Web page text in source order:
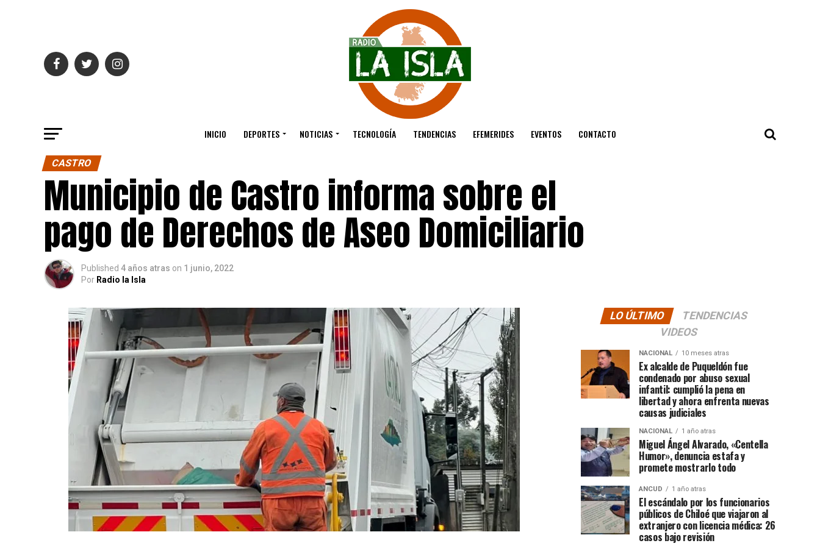
INICIO DEPORTES NOTICIAS TECNOLOGÍA TENDENCIAS EFEMERIDES EVENTOS CONTACTO
CASTRO
Municipio de Castro informa sobre el
pago de Derechos de Aseo Domiciliario
Published 4 años atras on 1 junio, 2022
Por Radio la Isla
LO ÚLTIMO
TENDENCIAS
VIDEOS
NACIONAL 10 meses atras
Ex alcalde de Puqueldón fue
condenado por abuso sexual
infantil: cumplió la pena en
libertad y ahora enfrenta nuevas
causas judiciales
NACIONAL 1 año atras
Miguel Ángel Alvarado, «Centella
Humor», denuncia estafa y
promete mostrarlo todo
ANCUD 1 año atras
El escándalo por los funcionarios
públicos de Chiloé que viajaron al
extranjero con licencia médica: 26
casos bajo revisión